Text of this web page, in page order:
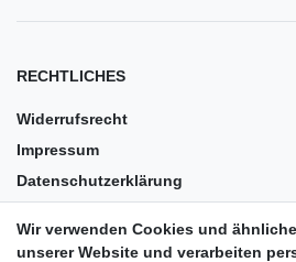
RECHTLICHES
Widerrufsrecht
Impressum
Datenschutzerklärung
Wir verwenden Cookies und
unserer Website und verarbeiten